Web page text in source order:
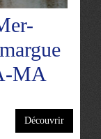
MA
Découvrir